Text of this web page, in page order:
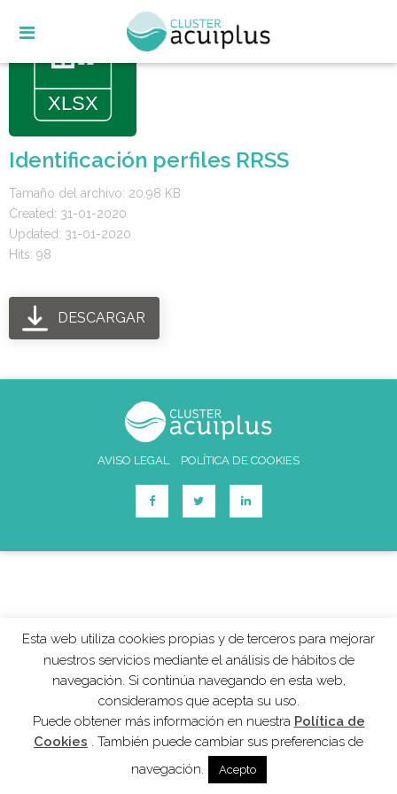
Identificación perfiles RRSS
Tamaño del archivo: 20.98 KB
Created: 31-01-2020
Updated: 31-01-2020
Hits: 98
DESCARGAR
AVISO LEGAL POLÍTICA DE COOKIES
Esta web utiliza cookies propias y de terceros para mejorar
nuestros servicios mediante el análisis de hábitos de
navegación. Si continúa navegando en esta web,
consideramos que acepta su uso.
Puede obtener más información en nuestra Política de
Cookies . También puede cambiar sus preferencias de
navegación.
Acepto